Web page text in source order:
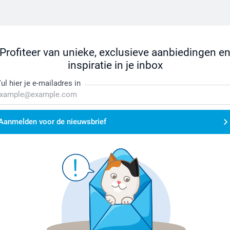
Profiteer van unieke, exclusieve aanbiedingen en
inspiratie in je inbox
hier je e-mailadres in
voor de nieuwsbrief